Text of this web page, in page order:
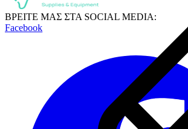
ΒΡΕΙΤΕ ΜΑΣ ΣΤΑ SOCIAL MEDIA:
Facebook